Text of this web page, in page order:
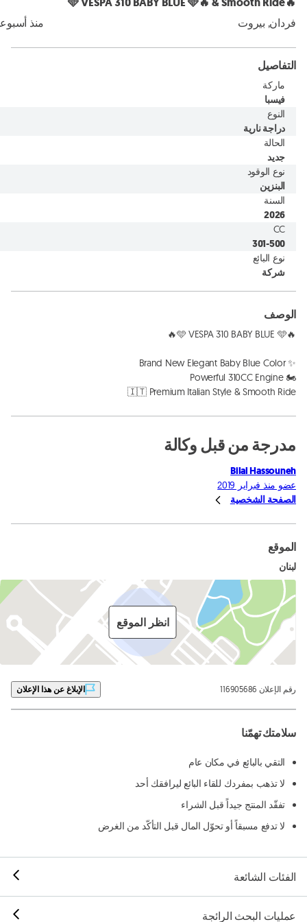
فردان, بيروت منذ
التفاصيل
ماركة
فيسبا
النوع
دراجة نارية
الحالة
جديد
نوع الوقود
البنزين
السنة
2026
CC
301-500
نوع البائع
شركة
الوصف
🇮🇹 Premium Italian Style & Smooth Ride
مدرجة من قبل وكالة
Bilal Hassouneh
عضو منذ فبراير 2019
الصفحة الشخصية
الموقع
لبنان
انظر الموقع
رقم الإعلان 116905686 الإبلاغ عن هذا الإعلان
سلامتك تهمّنا
التقي بالبائع في مكان عام
لا تذهب بمفردك للقاء البائع ليرافقك أحد
تفقّد المنتج جيداً قبل الشراء
لا تدفع مسبقاً أو تحوّل المال قبل التأكّد من الغرض
الفئات الشائعة
عمليات البحث الرائجة